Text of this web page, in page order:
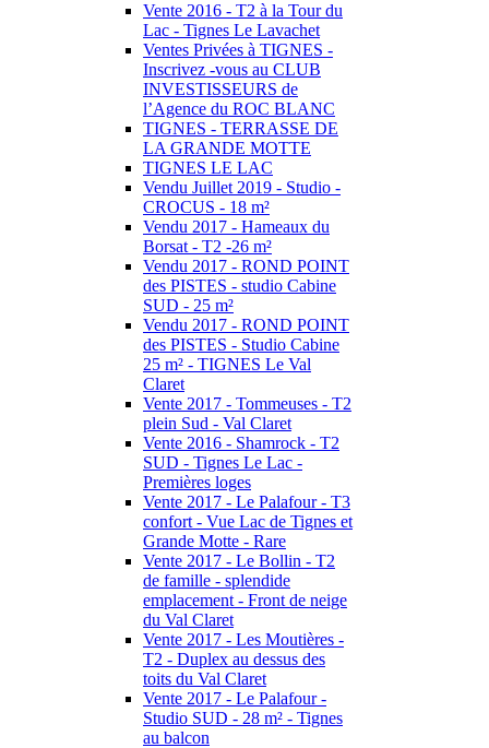
Vente 2016 - T2 à la Tour du
Lac - Tignes Le Lavachet
Ventes Privées à TIGNES -
Inscrivez -vous au CLUB
INVESTISSEURS de
l’Agence du ROC BLANC
TIGNES - TERRASSE DE
LA GRANDE MOTTE
TIGNES LE LAC
Vendu Juillet 2019 - Studio -
CROCUS - 18 m²
Vendu 2017 - Hameaux du
Borsat - T2 -26 m²
Vendu 2017 - ROND POINT
des PISTES - studio Cabine
SUD - 25 m²
Vendu 2017 - ROND POINT
des PISTES - Studio Cabine
25 m² - TIGNES Le Val
Claret
Vente 2017 - Tommeuses - T2
plein Sud - Val Claret
Vente 2016 - Shamrock - T2
SUD - Tignes Le Lac -
Premières loges
Vente 2017 - Le Palafour - T3
confort - Vue Lac de Tignes et
Grande Motte - Rare
Vente 2017 - Le Bollin - T2
de famille - splendide
emplacement - Front de neige
du Val Claret
Vente 2017 - Les Moutières -
T2 - Duplex au dessus des
toits du Val Claret
Vente 2017 - Le Palafour -
Studio SUD - 28 m² - Tignes
au balcon